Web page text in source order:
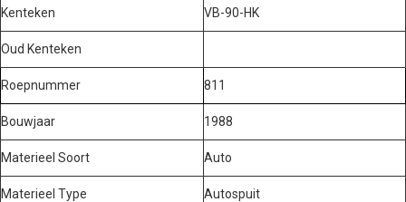
Kenteken VB-90-HK
Oud Kenteken
Roepnummer 811
Bouwjaar 1988
Materieel Soort Auto
Materieel Type Autospuit